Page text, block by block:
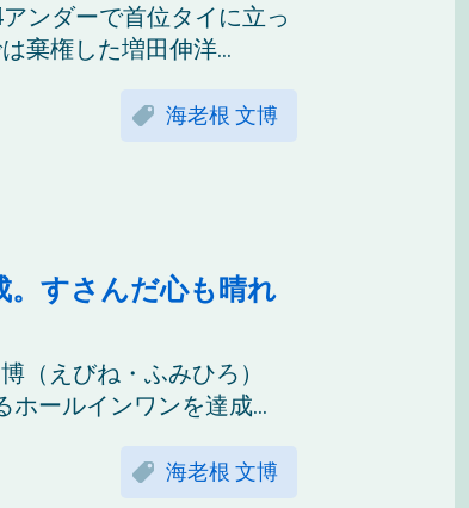
ンダーで首位タイに立っ
棄権した増田伸洋...
海老根 文博
。すさんだ心も晴れ
（えびね・ふみひろ）
ールインワンを達成...
海老根 文博